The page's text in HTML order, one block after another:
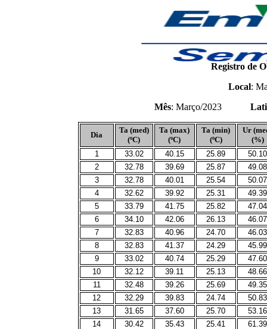
Registro de
Local:
Mês: Março/2023
Dia
Ta (med)
(ºC)
Ta (max)
(ºC)
Ta (min)
(ºC)
Ur
(%)
1
33.02 40.15 25.89
50.10
2
32.78 39.69 25.87
49.08
3
32.78 40.01 25.54
50.07
4
32.62 39.92 25.31
49.39
5
33.79 41.75 25.82
47.04
6
34.10 42.06 26.13
46.07
7
32.83 40.96 24.70
46.03
8
32.83 41.37 24.29
45.99
9
33.02 40.74 25.29
47.60
10
32.12 39.11 25.13
48.66
11
32.48 39.26 25.69
49.35
12
32.29 39.83 24.74
50.83
13
31.65 37.60 25.70
53.16
14
30.42 35.43 25.41
61.39